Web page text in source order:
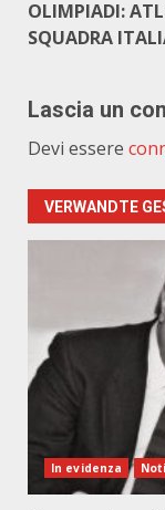
OLIMPIADI:
SQUADRA
Lascia un
Devi essere
VERWANDTE
In evidenza